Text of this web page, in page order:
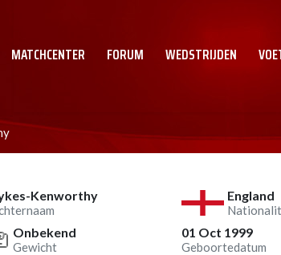
MATCHCENTER FORUM WEDSTRIJDEN
Kenworthy England
Onbekend
Gewicht
01 Oct 1999
Geboortedatum